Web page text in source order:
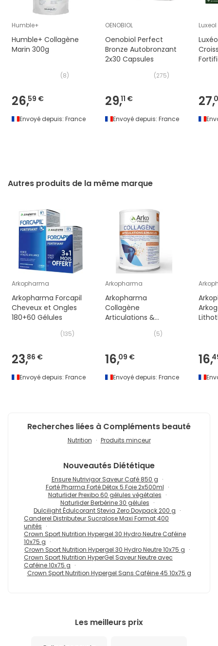
Humble+
Humble+ Collagène
Marin 300g
(8)
26,59 €
Envoyé depuis: France
OENOBIOL
Oenobiol Perfect
Bronze Autobronzant
2x30 Capsules
(275)
29,11 €
Envoyé depuis: France
Luxeol
27,
Autres produits de la même marque
Arkopharma
Arkopharma Forcapil
Cheveux et Ongles
180+60 Gélules
(135)
23,86 €
Envoyé depuis: France
Arkopharma
Arkopharma
Collagène
Articulations &
(5)
16,09 €
Envoyé depuis: France
16,
Recherches liées à Compléments beauté
Nutrition Produits minceur
Nouveautés Diététique
Ensure Nutrivigor Saveur Café 850 g
Forté Pharma Forté Détox 5 Foie 2x500ml
Naturlider Prexibo 60 gélules végétales
Naturlider Berbérine 30 gélules
Dulcilight Édulcorant Stevia Zero Doypack 200 g
Canderel Distributeur Sucralose Maxi Format 400
unités
Crown Sport Nutrition Hypergel 30 Hydro Neutre Caféine
10x75 g
Crown Sport Nutrition Hypergel 30 Hydro Neutre 10x75 g
Crown Sport Nutrition HyperGel Saveur Neutre avec
Caféine 10x75 g
Crown Sport Nutrition Hypergel Sans Caféine 45 10x75 g
Les meilleurs prix